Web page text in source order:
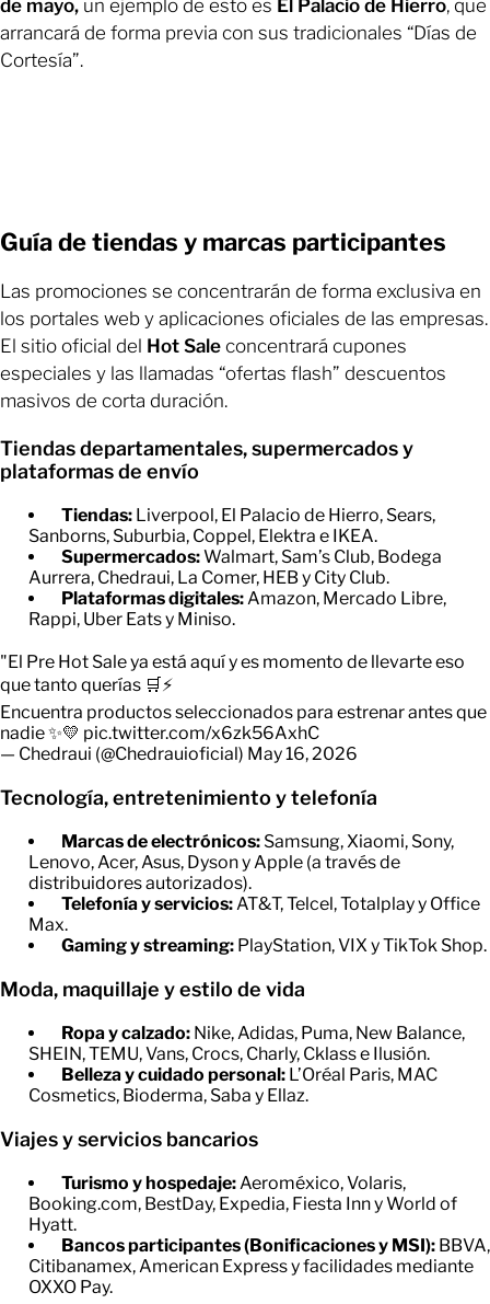
de mayo, un ejemplo de esto es El Palacio de Hierro, que
arrancará de forma previa con sus tradicionales “Días de
Cortesía”.
Guía de tiendas y marcas participantes
Las promociones se concentrarán de forma exclusiva en
los portales web y aplicaciones oficiales de las empresas.
El sitio oficial del Hot Sale concentrará cupones
especiales y las llamadas “ofertas flash” descuentos
masivos de corta duración.
Tiendas departamentales, supermercados y
plataformas de envío
Tiendas: Liverpool, El Palacio de Hierro, Sears,
Sanborns, Suburbia, Coppel, Elektra e IKEA.
Supermercados:Walmart, Sam’s Club, Bodega
Aurrera, Chedraui, La Comer, HEB y City Club.
Plataformas digitales: Amazon, Mercado Libre,
Rappi, Uber Eats y Miniso.
"El Pre Hot Sale ya está aquí y es momento de llevarte eso
que tanto querías 🛒⚡
Encuentra productos seleccionados para estrenar antes que
nadie ✨💛 pic.twitter.com/x6zk56AxhC
— Chedraui (@Chedrauioficial) May 16, 2026
Tecnología, entretenimiento y telefonía
Marcas de electrónicos: Samsung, Xiaomi, Sony,
Lenovo, Acer, Asus, Dyson y Apple (a través de
distribuidores autorizados).
Telefonía y servicios: AT&T, Telcel, Totalplay y Office
Max.
Gaming y streaming: PlayStation, VIX y TikTok Shop.
Moda, maquillaje y estilo de vida
Ropa y calzado: Nike, Adidas, Puma, New Balance,
SHEIN, TEMU, Vans, Crocs, Charly, Cklass e Ilusión.
Belleza y cuidado personal: L’Oréal Paris, MAC
Cosmetics, Bioderma, Saba y Ellaz.
Viajes y servicios bancarios
Turismo y hospedaje: Aeroméxico, Volaris,
Booking.com, BestDay, Expedia, Fiesta Inn y World of
Hyatt.
Bancos participantes (Bonificaciones y MSI): BBVA,
Citibanamex, American Express y facilidades mediante
OXXO Pay.